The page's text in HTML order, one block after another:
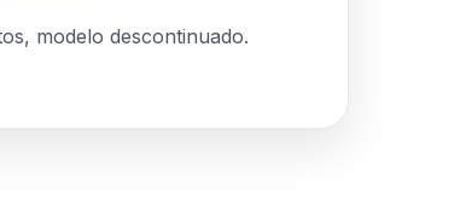
modelo descontinuado.